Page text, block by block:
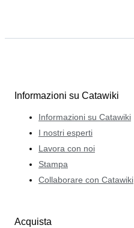
Informazioni su Catawiki
Informazioni su Catawiki
I nostri esperti
Lavora con noi
Stampa
Collaborare con Catawiki
Acquista